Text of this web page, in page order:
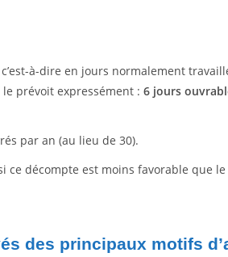
c’est-à-dire en jours normalement
le prévoit expressément :6 jours
par an (au lieu de 30).
ce décompte est moins favorable que
des principaux motifs